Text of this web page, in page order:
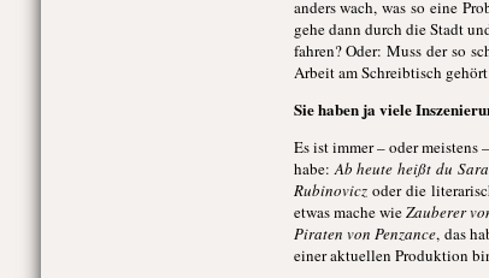
anders wach, was so eine
gehe dann durch die Stadt
fahren? Oder: Muss der so
Arbeit am Schreibtisch
Sie haben ja viele
Es ist immer – oder meistens
habe:Ab heute heißt du Sara
Rubinoviczoder die
etwas mache wieZauberer
Piraten von Penzance, das
einer aktuellen Produktion